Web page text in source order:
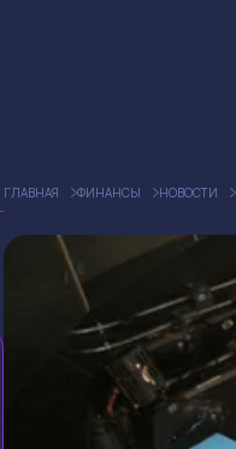
ГЛАВНАЯ ФИНАНСЫ НОВОСТИ